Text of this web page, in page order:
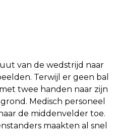
van de wedstrijd naar
Terwijl er geen bal
twee handen naar zijn
Medisch personeel
de middenvelder toe.
maakten al snel